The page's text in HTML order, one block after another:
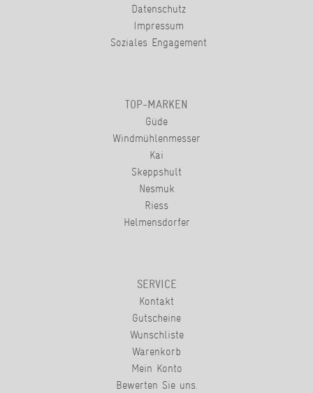
Datenschutz
Impressum
Soziales Engagement
TOP-MARKEN
Güde
Windmühlenmesser
Kai
Skeppshult
Nesmuk
Riess
Helmensdorfer
SERVICE
Kontakt
Gutscheine
Wunschliste
Warenkorb
Mein Konto
Bewerten Sie uns.